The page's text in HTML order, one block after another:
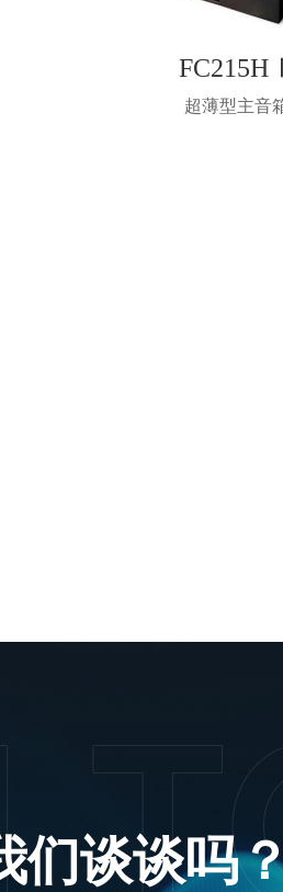
FC215HⅠ
超薄型主音
们谈谈吗